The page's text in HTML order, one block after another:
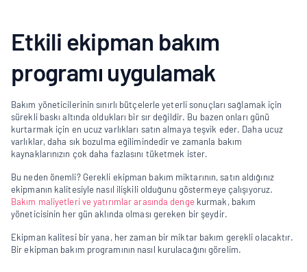
Etkili ekipman bakım
programı uygulamak
Bakım yöneticilerinin sınırlı bütçelerle yeterli sonuçları sağlamak için
sürekli baskı altında oldukları bir sır değildir. Bu bazen onları günü
kurtarmak için en ucuz varlıkları satın almaya teşvik eder. Daha ucuz
varlıklar, daha sık bozulma eğilimindedir ve zamanla bakım
kaynaklarınızın çok daha fazlasını tüketmek ister.
Bu neden önemli? Gerekli ekipman bakım miktarının, satın aldığınız
Bakım maliyetleri ve yatırımlar arasında denge kurmak, bakım
yöneticisinin her gün aklında olması gereken bir şeydir.
Ekipman kalitesi bir yana, her zaman bir miktar bakım gerekli olacaktır.
Bir ekipman bakım programının nasıl kurulacağını görelim.